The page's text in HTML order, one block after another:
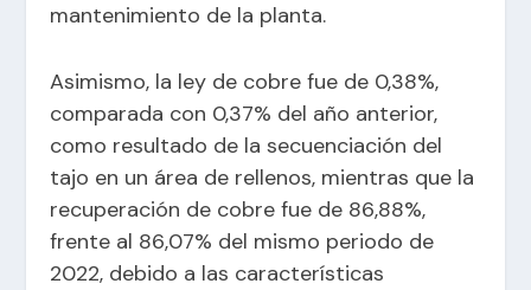
mantenimiento de la planta.
Asimismo, la ley de cobre fue de 0,38%,
comparada con 0,37% del año anterior,
como resultado de la secuenciación del
tajo en un área de rellenos, mientras que la
recuperación de cobre fue de 86,88%,
frente al 86,07% del mismo periodo de
2022, debido a las características